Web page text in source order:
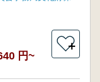
円~
＋